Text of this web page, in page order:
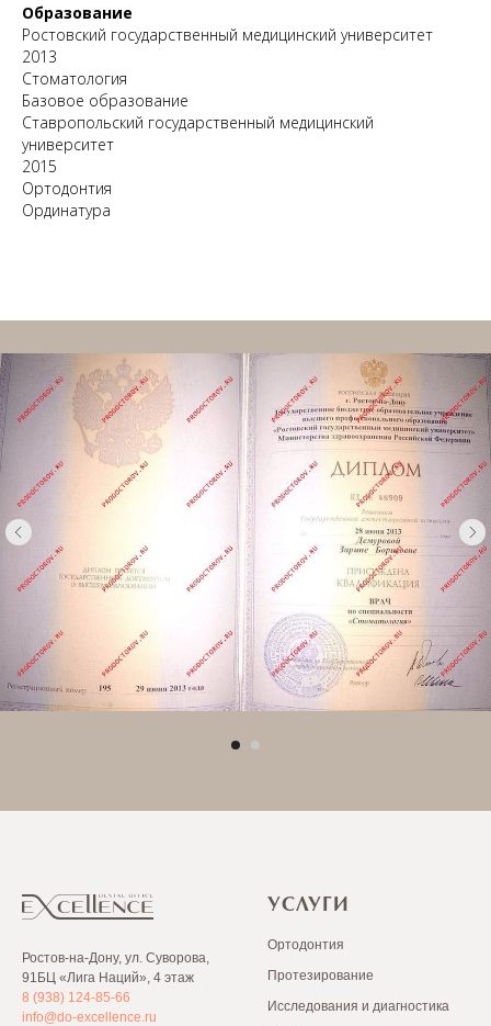
Образование
Ростовский государственный медицинский университет
2013
Стоматология
Базовое образование
Ставропольский государственный медицинский
университет
2015
Ортодонтия
Ординатура
Ростов-на-Дону, ул. Суворова,
91БЦ «Лига Наций», 4 этаж
8 (938) 124-85-66
info@do-excellence.ru
УСЛУГИ
Ортодонтия
Протезирование
Исследования и диагностика